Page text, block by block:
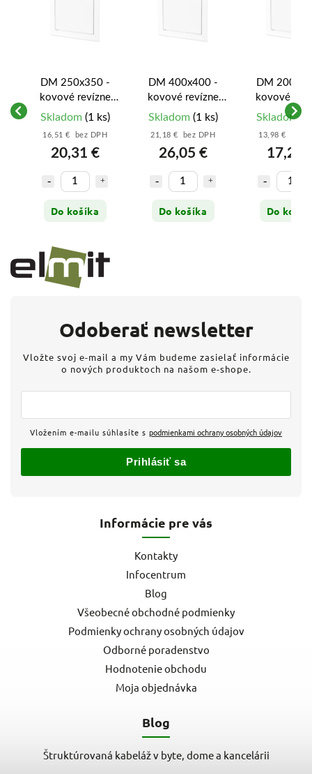
DM 250x350 -
kovové revízne
dvierka
Skladom (1 ks)
16,51 € bez DPH
20,31 €
Do košíka
DM 400x400 -
kovové revízne
dvierka
Skladom (1 ks)
21,18 € bez DPH
26,05 €
Do košíka
DM
kovové
dvierka
Skladom(1
13,98 € bez
17,20
Do
Informácie pre vás
Kontakty
Infocentrum
Blog
Všeobecné obchodné podmienky
Podmienky ochrany osobných údajov
Odborné poradenstvo
Hodnotenie obchodu
Moja objednávka
Blog
Štruktúrovaná kabeláž v byte, dome a kancelárii
Odoberať newsletter
Vložte svoj e-mail a my Vám budeme zasielať informácie
o nových produktoch na našom e-shope.
Vložením e-mailu súhlasíte s podmienkami ochrany osobných údajov
Prihlásiť sa